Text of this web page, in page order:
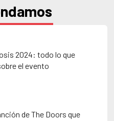
2024: todo lo que
el evento
de The Doors que